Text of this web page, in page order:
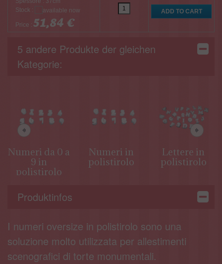
Stock :
Price : 51,84 €
5 andere Produkte der gleichen
Kategorie:
Numeri da 0 a
9 in
polistirolo
Numeri in
polistirolo
Lettere in
polistirolo
Produktinfos
I numeri oversize in polistirolo sono una
soluzione molto utilizzata per allestimenti
scenografici di torte monumentali.